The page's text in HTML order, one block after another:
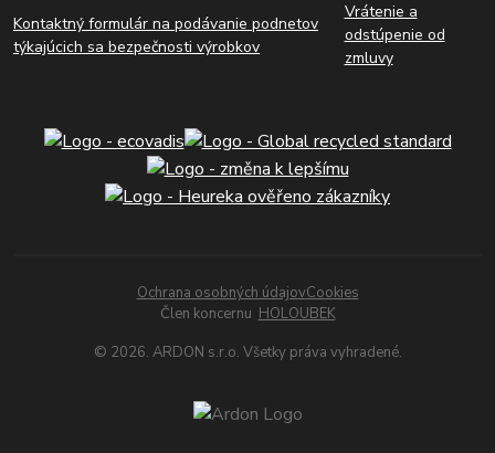
Kontaktný formulár na podávanie podnetov
týkajúcich sa bezpečnosti výrobkov
Vrátenie a
odstúpenie od
zmluvy
Ochrana osobných údajovCookies
Člen koncernu HOLOUBEK
© 2026. ARDON s.r.o. Všetky práva vyhradené.